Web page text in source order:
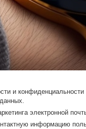
и
электронной
информацию